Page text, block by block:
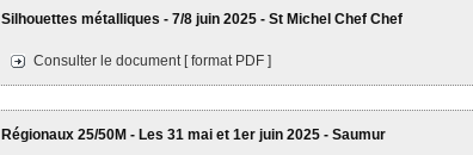
Silhouettes métalliques - 7/8 juin 2025 - St Michel Chef Chef
Consulter le document [ format PDF ]
Régionaux 25/50M - Les 31 mai et 1er juin 2025 - Saumur